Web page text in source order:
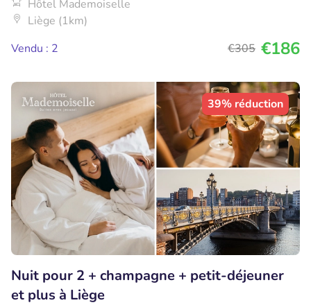
Hôtel Mademoiselle
Liège (1km)
Vendu : 2
€305 €186
39% réduction
Nuit pour 2 + champagne + petit-déjeuner
et plus à Liège